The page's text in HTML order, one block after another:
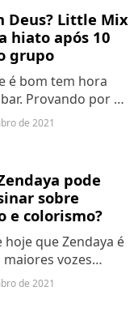
pelos fãs da
Para a
o
Deus? Little Mix
hiato após 10
grupo
é bom tem hora
Provando por A
os melhores
um hiato após sua
do álbum...
de 2021
pode
sobre
e colorismo?
hoje que Zendaya é
maiores vozes
antiracista. A
de 2021